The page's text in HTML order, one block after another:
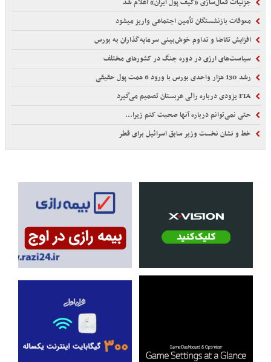
جزئیات فعال‌سازی «کیف پول ایران» اعلام شد
معوقات بازنشستگان تأمین اجتماعی واریز میشود
افزایش تقاضا و تداوم خوش‌بینی سرمایه‌گذاران به بورس
سیاست‌های ارزی در دوره جنگ در کشورهای مختلف
رشد 130 هزار واحدی بورس با ورود 6 همت پول حقیقی
حتی نمی‌توانم درباره آنها صحبت کنم زیرا...
خط و نشان نخست وزیر سابق اسرائیل برای قطر